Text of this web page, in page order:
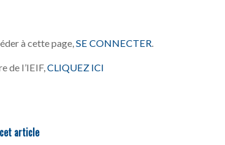
à cette page, SE CONNECTER
de l’IEIF,CLIQUEZ ICI
article